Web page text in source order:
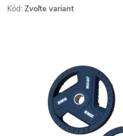
Kód: Zvoľte variant